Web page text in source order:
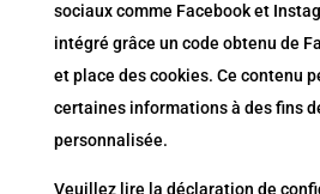
sociaux comme Facebook et
intégré grâce un code obtenu de
et place des cookies. Ce contenu
certaines informations à des fins
personnalisée.
Veuillez lire la déclaration de